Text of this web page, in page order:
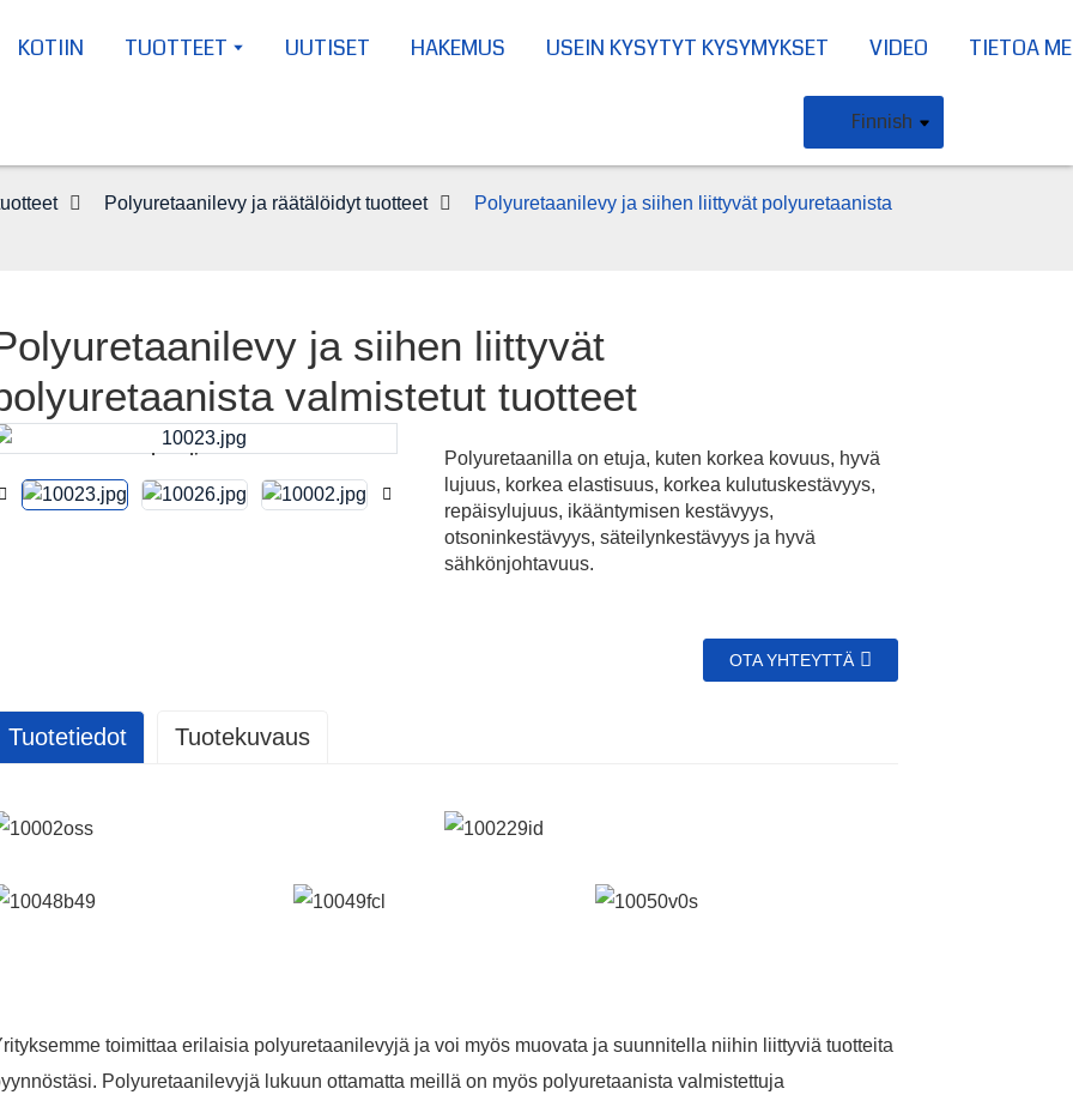
KOTIIN TUOTTEET UUTISET HAKEMUS USEIN KYSYTYT KYSYMYKSET VIDEO TIETOA
Finnish
Polyuretaanilevy ja räätälöidyt tuotteet
Polyuretaanilevy ja siihen liittyvät polyuretaanista
ja siihen liittyvät
valmistetut tuotteet
Loading...
Loading... Loading...
Loading...
Polyuretaanilla on etuja, kuten korkea kovuus, hyvä
lujuus, korkea elastisuus, korkea kulutuskestävyys,
repäisylujuus, ikääntymisen kestävyys,
otsoninkestävyys, säteilynkestävyys ja hyvä
sähkönjohtavuus.
OTA YHTEYTTÄ
Tuotetiedot Tuotekuvaus
toimittaa erilaisia ​​polyuretaanilevyjä ja voi myös muovata ja suunnitella niihin liittyviä tuotteita
Polyuretaanilevyjä lukuun ottamatta meillä on myös polyuretaanista valmistettuja
GET IN
TOUCH
*Name Cannot be empty!